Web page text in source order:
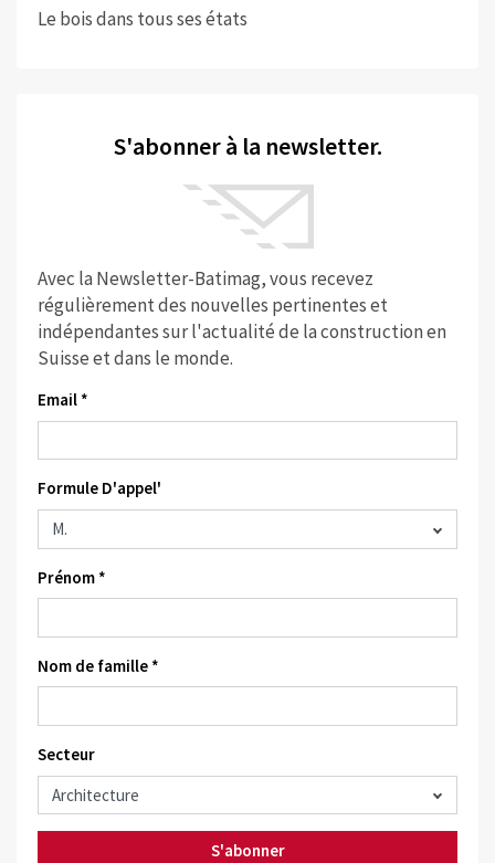
Le bois dans tous ses états
S'abonner à la newsletter.
Avec la Newsletter-Batimag, vous recevez
régulièrement des nouvelles pertinentes et
indépendantes sur l'actualité de la construction en
Suisse et dans le monde.
Email *
Formule D'appel'
Prénom *
Nom de famille *
Secteur
S'abonner